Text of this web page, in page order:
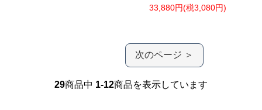
33,880円(税3,080円)
次のページ ＞
29商品中 1-12商品を表示しています